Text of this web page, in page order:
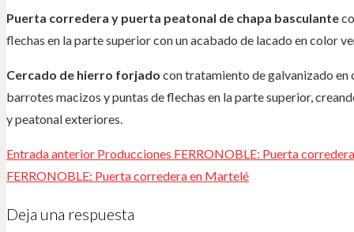
Puerta corredera y puerta peatonal de chapa basculante
flechas en la parte superior con un acabado de lacado en color
Cercado de hierro forjado con tratamiento de galvanizado en
barrotes macizos y puntas de flechas en la parte superior,
y peatonal exteriores.
Entrada anterior Producciones FERRONOBLE: Puerta
FERRONOBLE: Puerta corredera en Martelé
Deja una respuesta